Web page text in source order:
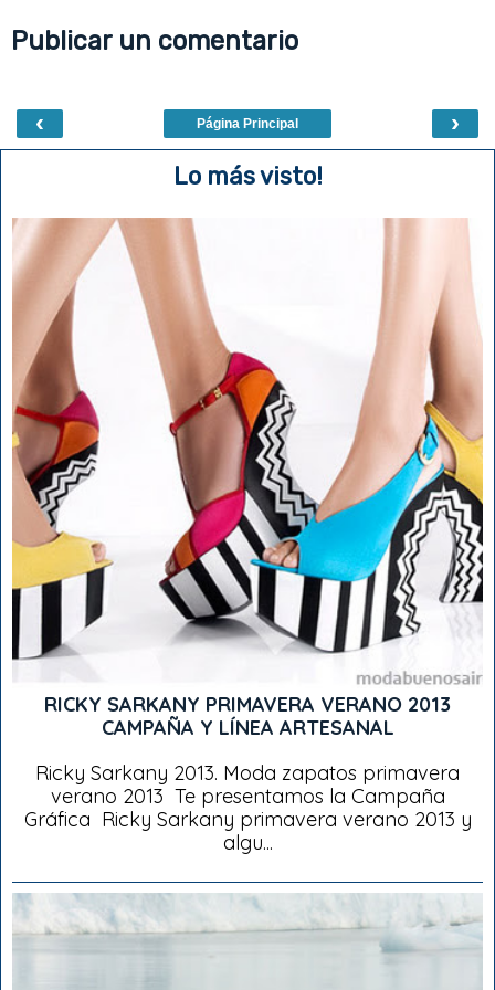
k s
t
Publicar un comentario
‹ ›
Página Principal
Lo más visto!
RICKY SARKANY PRIMAVERA VERANO 2013
CAMPAÑA Y LÍNEA ARTESANAL
Ricky Sarkany 2013. Moda zapatos primavera
verano 2013 Te presentamos la Campaña
Gráfica Ricky Sarkany primavera verano 2013 y
algu...